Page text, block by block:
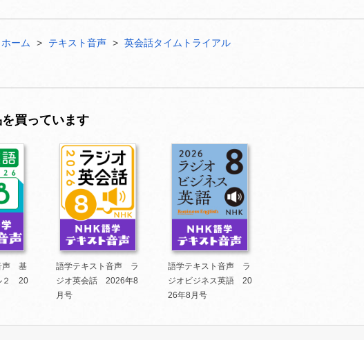
ホーム テキスト音声 英会話タイムトライアル
買っています
声 基
２ 20
語学テキスト音声 ラ
ジオ英会話 2026年8
月号
語学テキスト音声 ラ
ジオビジネス英語 20
26年8月号